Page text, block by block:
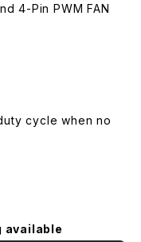
4-Pin PWM FAN
cycle when no
available